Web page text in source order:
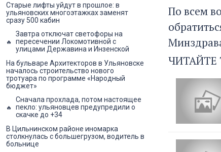
По всем
ЧИТАЙТЕ
Старые лифты уйдут в прошлое: в
ульяновских многоэтажках заменят
сразу 500 кабин
Завтра отключат светофоры на
пересечении Локомотивной с
улицами Державина и Инзенской
На бульваре Архитекторов в Ульяновске
началось строительство нового
тротуара по программе «Народный
бюджет»
Сначала прохлада, потом настоящее
пекло: ульяновцев предупредили о
скачке до +34
В Цильнинском районе иномарка
столкнулась с большегрузом, водитель в
больнице